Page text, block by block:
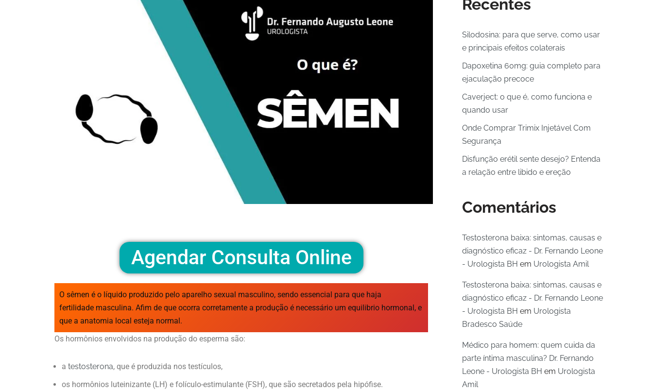
Agendar Consulta Online
O sêmen é o líquido produzido pelo aparelho sexual masculino, sendo essencial para que haja
fertilidade masculina. Afim de que ocorra corretamente a produção é necessário um equilibrio hormonal, e
que a anatomia local esteja normal.
Os hormônios envolvidos na produção do esperma são:
a testosterona, que é produzida nos testículos,
os hormônios luteinizante (LH) e folículo-estimulante (FSH), que são secretados pela hipófise.
Recentes
Silodosina: para que serve, como usar
e principais efeitos colaterais
Dapoxetina 60mg: guia completo para
ejaculação precoce
Caverject: o que é, como funciona e
quando usar
Onde Comprar Trimix Injetável Com
Segurança
Disfunção erétil sente desejo? Entenda
a relação entre libido e ereção
Comentários
Testosterona baixa: sintomas, causas e
diagnóstico eficaz - Dr. Fernando Leone
- Urologista BH em Urologista Amil
Testosterona baixa: sintomas, causas e
diagnóstico eficaz - Dr. Fernando Leone
- Urologista BH em Urologista
Bradesco Saúde
Médico para homem: quem cuida da
parte íntima masculina? Dr. Fernando
Leone - Urologista BH em Urologista
Amil